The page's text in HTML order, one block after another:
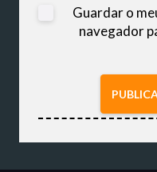
Guardar o
navegador